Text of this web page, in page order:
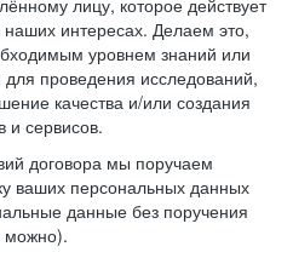
лицу, которое действует
интересах. Делаем это,
уровнем знаний или
проведения исследований,
качества и/или создания
и сервисов.
договора мы поручаем
ваших персональных данных
данные без поручения
можно).